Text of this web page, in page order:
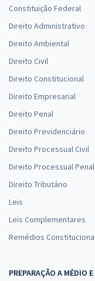
Constituição Federal
Direito Administrativo
Direito Ambiental
Direito Civil
Direito Constitucional
Direito Empresarial
Direito Penal
Direito Previdenciário
Direito Processual Civil
Direito Processual Penal
Direito Tributário
Leis
Leis Complementares
Remédios
PREPARAÇÃO A MÉDIO E